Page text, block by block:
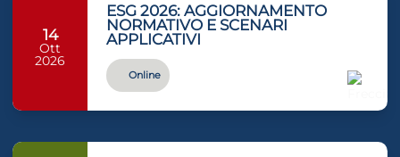
14
Ott
2026
ESG 2026: AGGIORNAMENTO
NORMATIVO E SCENARI
APPLICATIVI
Online